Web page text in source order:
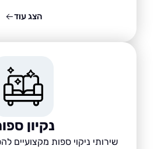
נקיון ספות
שירותי ניקוי ספות מקצועיים להסרת